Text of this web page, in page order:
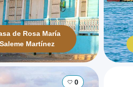
de Rosa María
Saleme Martínez
0